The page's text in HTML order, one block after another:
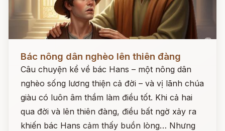
Bác nông dân nghèo lên thiên đàng
Câu chuyện kể về bác Hans – một nông dân
nghèo sống lương thiện cả đời – và vị lãnh chúa
giàu có luôn âm thầm làm điều tốt. Khi cả hai
qua đời và lên thiên đàng, điều bất ngờ xảy ra
khiến bác Hans cảm thấy buồn lòng… Nhưng